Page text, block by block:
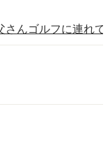
んゴルフに連れて